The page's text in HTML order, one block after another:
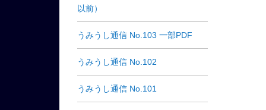
以前）
うみうし通信 No.103 一部PDF
うみうし通信 No.102
うみうし通信 No.101